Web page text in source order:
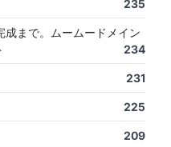
235
成まで。ムームードメイン
234
231
225
209